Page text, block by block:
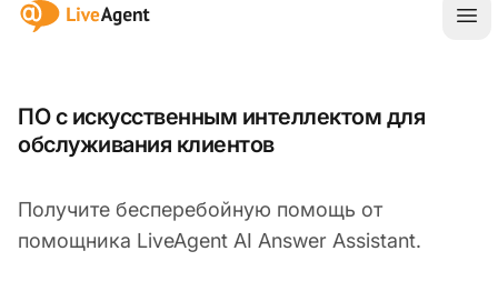
:site.title
ПО с искусственным интеллектом для
обслуживания клиентов
Получите бесперебойную помощь от
помощника LiveAgent AI Answer Assistant.